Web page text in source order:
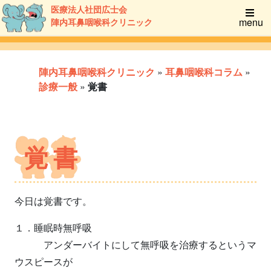
医療法人社団広士会
陣内耳鼻咽喉科クリニック
menu
陣内耳鼻咽喉科クリニック » 耳鼻咽喉科コラム »
診療一般 » 覚書
覚書
今日は覚書です。
１．睡眠時無呼吸
アンダーバイトにして無呼吸を治療するというマ
ウスピースが